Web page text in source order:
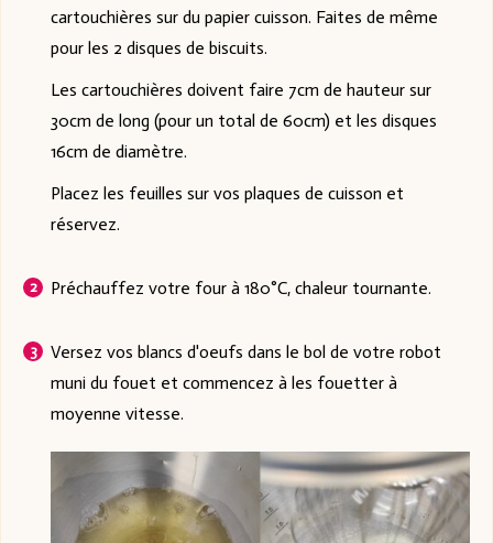
cartouchières sur du papier cuisson. Faites de même
pour les 2 disques de biscuits.
Les cartouchières doivent faire 7cm de hauteur sur
30cm de long (pour un total de 60cm) et les disques
16cm de diamètre.
Placez les feuilles sur vos plaques de cuisson et
réservez.
Préchauffez votre four à 180°C, chaleur tournante.
Versez vos blancs d'oeufs dans le bol de votre robot
muni du fouet et commencez à les fouetter à
moyenne vitesse.